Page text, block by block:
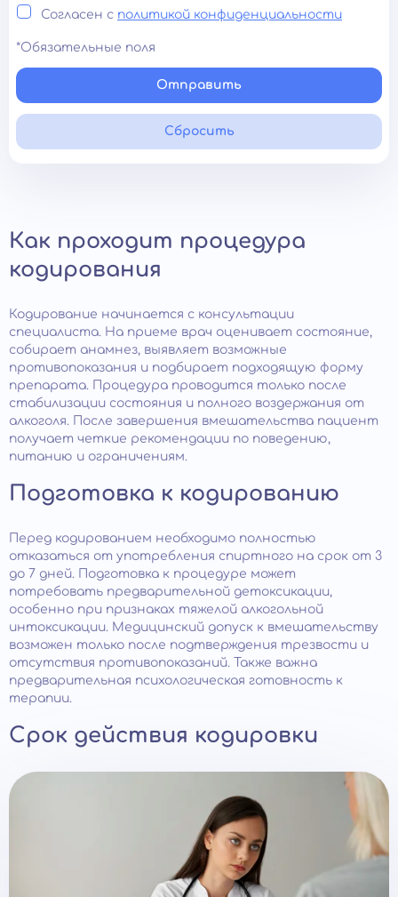
Согласен с политикой конфиденциальности
*Обязательные поля
Отправить
Сбросить
Как проходит процедура
кодирования
Кодирование начинается с консультации
специалиста. На приеме врач оценивает состояние,
собирает анамнез, выявляет возможные
противопоказания и подбирает подходящую форму
препарата. Процедура проводится только после
стабилизации состояния и полного воздержания от
алкоголя. После завершения вмешательства пациент
получает четкие рекомендации по поведению,
питанию и ограничениям.
Подготовка к кодированию
Перед кодированием необходимо полностью
отказаться от употребления спиртного на срок от 3
до 7 дней. Подготовка к процедуре может
потребовать предварительной детоксикации,
особенно при признаках тяжелой алкогольной
интоксикации. Медицинский допуск к вмешательству
возможен только после подтверждения трезвости и
отсутствия противопоказаний. Также важна
предварительная психологическая готовность к
терапии.
Срок действия кодировки